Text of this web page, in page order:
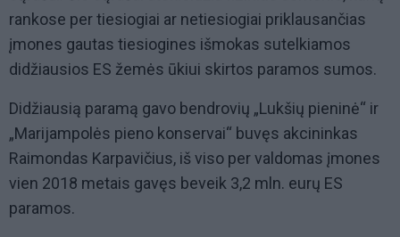
rankose per tiesiogiai ar netiesiogiai priklausančias
įmones gautas tiesiogines išmokas sutelkiamos
didžiausios ES žemės ūkiui skirtos paramos sumos.
Didžiausią paramą gavo bendrovių „Lukšių pieninė“ ir
„Marijampolės pieno konservai“ buvęs akcininkas
Raimondas Karpavičius, iš viso per valdomas įmones
vien 2018 metais gavęs beveik 3,2 mln. eurų ES
paramos.